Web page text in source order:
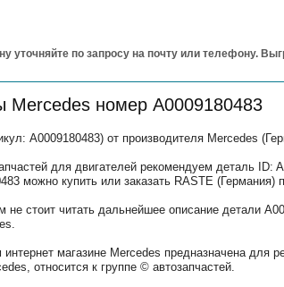
уточняйте по запросу на почту или телефону.
Mercedes номер A0009180483
A0009180483) от производителя Mercedes
для двигателей рекомендуем деталь ID:
можно купить или заказать RASTE (Германия)
стоит читать дальнейшее описание детали
магазине Mercedes предназначена для
относится к группе © автозапчастей.